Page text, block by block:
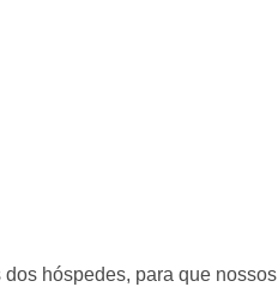
hóspedes, para que nossos